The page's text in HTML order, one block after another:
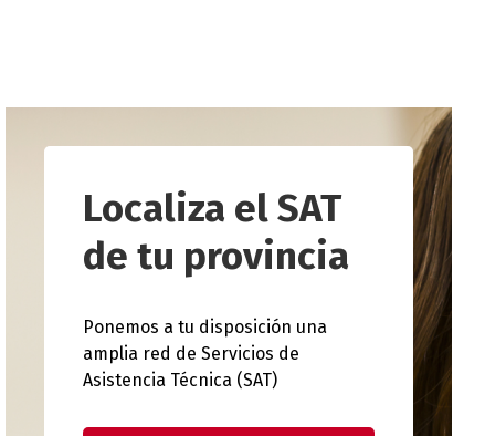
Localiza el SAT
de tu provincia
Ponemos a tu disposición una
amplia red de Servicios de
Asistencia Técnica (SAT)